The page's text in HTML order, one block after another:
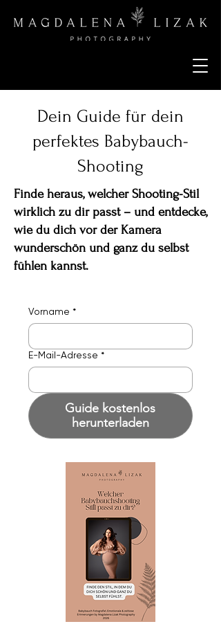
Dein Guide für dein
perfektes Babybauch-
Shooting
Finde heraus, welcher Shooting-Stil
wirklich zu dir passt – und entdecke,
wie du dich vor der Kamera
wunderschön und ganz du selbst
fühlen kannst.
Vorname *
E-Mail-Adresse *
Guide kostenlos
herunterladen